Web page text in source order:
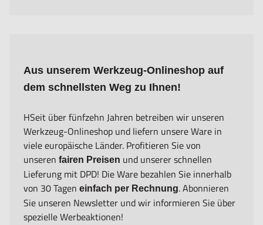
Aus unserem Werkzeug-Onlineshop auf
dem schnellsten Weg zu Ihnen!
HSeit über fünfzehn Jahren betreiben wir unseren
Werkzeug-Onlineshop und liefern unsere Ware in
viele europäische Länder. Profitieren Sie von
unseren fairen Preisen und unserer schnellen
Lieferung mit DPD! Die Ware bezahlen Sie innerhalb
von 30 Tagen einfach per Rechnung. Abonnieren
Sie unseren Newsletter und wir informieren Sie über
spezielle Werbeaktionen!